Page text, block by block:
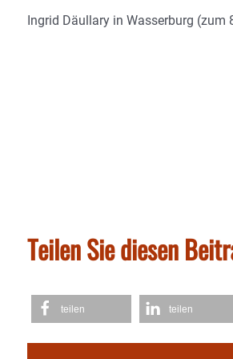
Ingrid Däullary in Wasserburg (zum
Teilen Sie diesen
teilen teilen